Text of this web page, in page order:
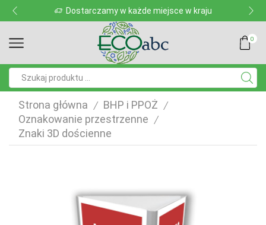
Dostarczamy w każde miejsce w kraju
0
Strona główna / BHP i PPOŻ /
Oznakowanie przestrzenne /
Znaki 3D dościenne